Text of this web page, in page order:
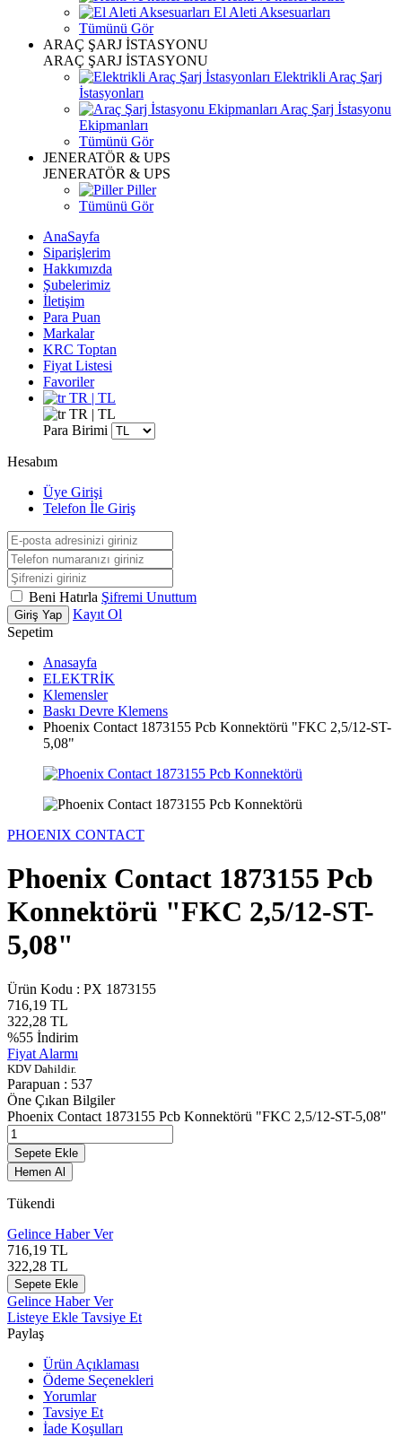
El Aleti Aksesuarları
Tümünü Gör
ARAÇ ŞARJ İSTASYONU
ARAÇ ŞARJ İSTASYONU
Elektrikli Araç Şarj
İstasyonları
Araç Şarj İstasyonu
Ekipmanları
Tümünü Gör
JENERATÖR & UPS
JENERATÖR & UPS
Piller
Tümünü Gör
AnaSayfa
Siparişlerim
Hakkımızda
Şubelerimiz
İletişim
Para Puan
Markalar
KRC Toptan
Fiyat Listesi
Favoriler
TR | TL
TR | TL
Para Birimi
Hesabım
Üye Girişi
Telefon İle Giriş
Beni Hatırla Şifremi Unuttum
Giriş Yap
Kayıt Ol
Sepetim
Anasayfa
ELEKTRİK
Klemensler
Baskı Devre Klemens
Phoenix Contact 1873155 Pcb Konnektörü "FKC 2,5/12-ST-
5,08"
PHOENIX CONTACT
Phoenix Contact 1873155 Pcb
Konnektörü "FKC 2,5/12-ST-
5,08"
Ürün Kodu : PX 1873155
716,19 TL
322,28 TL
%55 İndirim
Fiyat Alarmı
KDV Dahildir.
Parapuan : 537
Öne Çıkan Bilgiler
Phoenix Contact 1873155 Pcb Konnektörü "FKC 2,5/12-ST-5,08"
Sepete Ekle
Hemen Al
Tükendi
Gelince Haber Ver
716,19 TL
322,28 TL
Sepete Ekle
Gelince Haber Ver
Listeye Ekle Tavsiye Et
Paylaş
Ürün Açıklaması
Ödeme Seçenekleri
Yorumlar
Tavsiye Et
İade Koşulları